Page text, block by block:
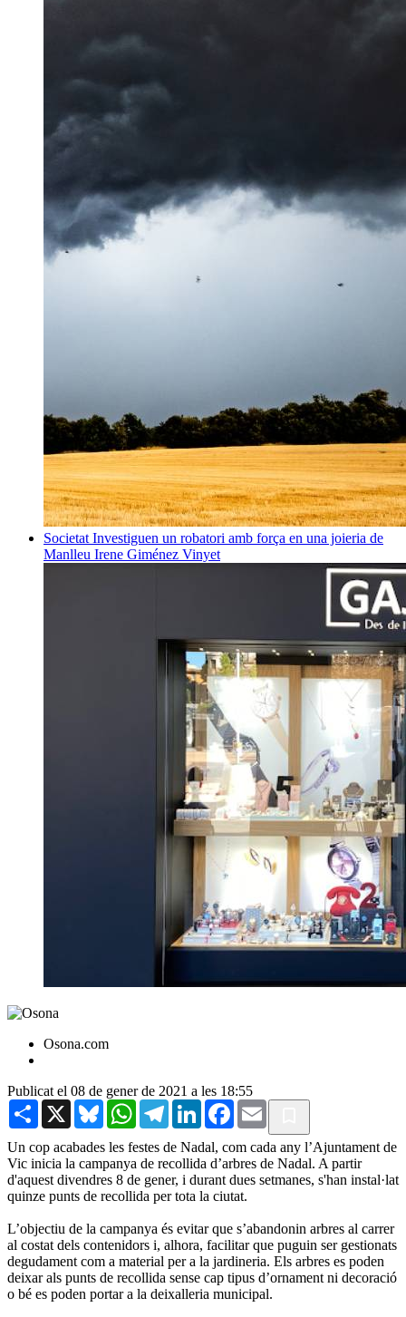
Societat Investiguen un robatori amb força en una joieria de
Manlleu Irene Giménez Vinyet
Osona.com
Publicat el 08 de gener de 2021 a les 18:55
Share X BlueskyWhatsAppTelegramLinkedInFacebook
Email
Un cop acabades les festes de Nadal, com cada any l’Ajuntament de
Vic inicia la campanya de recollida d’arbres de Nadal. A partir
d'aquest divendres 8 de gener, i durant dues setmanes, s'han instal·lat
quinze punts de recollida per tota la ciutat.
L’objectiu de la campanya és evitar que s’abandonin arbres al carrer
al costat dels contenidors i, alhora, facilitar que puguin ser gestionats
degudament com a material per a la jardineria. Els arbres es poden
deixar als punts de recollida sense cap tipus d’ornament ni decoració
o bé es poden portar a la deixalleria municipal.